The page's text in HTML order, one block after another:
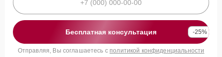
Бесплатная консультация -25%
Отправляя, Вы соглашаетесь с политикой конфиденциальности